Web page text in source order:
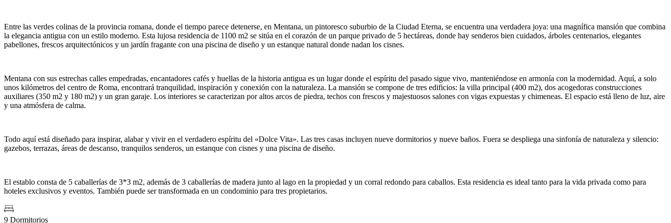
Entre las verdes colinas de la provincia romana, donde el tiempo parece detenerse, en Mentana, un pintoresco suburbio de la Ciudad Eterna, se encuentra una verdadera joya: una magnífica mansión que combina
la elegancia antigua con un estilo moderno. Esta lujosa residencia de 1100 m2 se sitúa en el corazón de un parque privado de 5 hectáreas, donde hay senderos bien cuidados, árboles centenarios, elegantes
pabellones, frescos arquitectónicos y un jardín fragante con una piscina de diseño y un estanque natural donde nadan los cisnes.
Mentana con sus estrechas calles empedradas, encantadores cafés y huellas de la historia antigua es un lugar donde el espíritu del pasado sigue vivo, manteniéndose en armonía con la modernidad. Aquí, a solo
unos kilómetros del centro de Roma, encontrará tranquilidad, inspiración y conexión con la naturaleza. La mansión se compone de tres edificios: la villa principal (400 m2), dos acogedoras construcciones
auxiliares (350 m2 y 180 m2) y un gran garaje. Los interiores se caracterizan por altos arcos de piedra, techos con frescos y majestuosos salones con vigas expuestas y chimeneas. El espacio está lleno de luz, aire
y una atmósfera de calma.
Todo aquí está diseñado para inspirar, alabar y vivir en el verdadero espíritu del «Dolce Vita». Las tres casas incluyen nueve dormitorios y nueve baños. Fuera se despliega una sinfonía de naturaleza y silencio:
gazebos, terrazas, áreas de descanso, tranquilos senderos, un estanque con cisnes y una piscina de diseño.
El establo consta de 5 caballerías de 3*3 m2, además de 3 caballerías de madera junto al lago en la propiedad y un corral redondo para caballos. Esta residencia es ideal tanto para la vida privada como para
hoteles exclusivos y eventos. También puede ser transformada en un condominio para tres propietarios.
9 Dormitorios